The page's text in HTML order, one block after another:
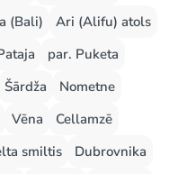
(Bali)
Ari (Alifu) atols
par. Puketa
Šārdža
Nometne
Vēna
Cellamzē
smiltis
Dubrovnika